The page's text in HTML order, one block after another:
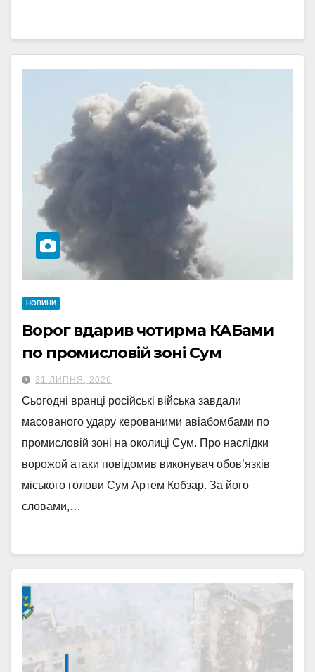
НОВИНИ
Ворог вдарив чотирма КАБами
по промисловій зоні Сум
31 ЛИПНЯ, 2026
Сьогодні вранці російські війська завдали
масованого удару керованими авіабомбами по
промисловій зоні на околиці Сум. Про наслідки
ворожой атаки повідомив виконувач обов’язків
міського голови Сум Артем Кобзар. За його
словами,…